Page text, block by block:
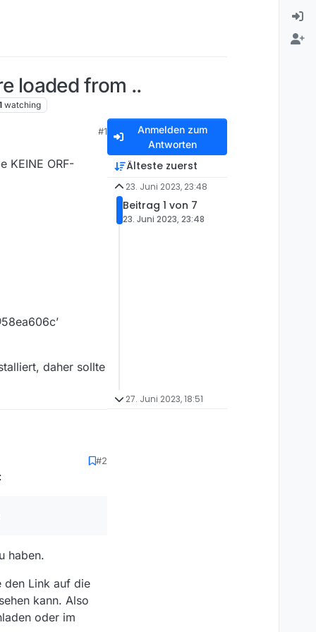
loaded from ..
watching
#1
KEINE ORF-
daher sollte
#2
:
haben.
den Link auf die
kann. Also
oder im
Anmelden zum
Antworten
Älteste zuerst
23. Juni 2023, 23:48
Beitrag 1 von 7
23. Juni 2023, 23:48
27. Juni 2023, 18:51